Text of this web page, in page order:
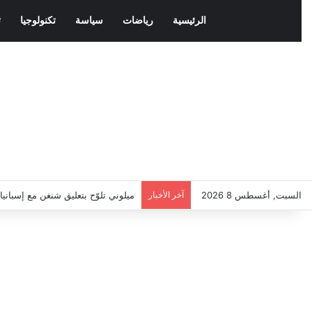
الرئيسية رياضات سياسة تكنولوجيا
السبت, أغسطس 8 2026 آخر الأخبار ميلوني تلوّح بتعليق شنغن مع